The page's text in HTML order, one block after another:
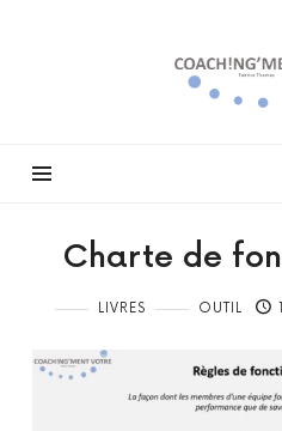
vôtre
Charte de
LIVRES OUTIL